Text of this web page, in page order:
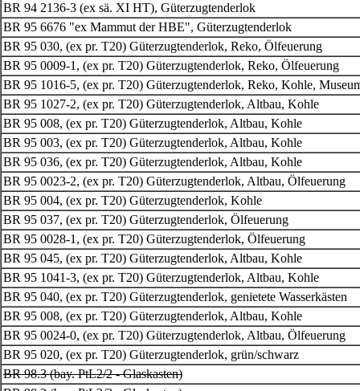
BR 94 2136-3 (ex sä. XI HT), Güterzugtenderlok
BR 95 6676 "ex Mammut der HBE", Güterzugtenderlok
BR 95 030, (ex pr. T20) Güterzugtenderlok, Reko, Ölfeuerung
BR 95 0009-1, (ex pr. T20) Güterzugtenderlok, Reko, Ölfeuerung
BR 95 1016-5, (ex pr. T20) Güterzugtenderlok, Reko, Kohle,
BR 95 1027-2, (ex pr. T20) Güterzugtenderlok, Altbau, Kohle
BR 95 008, (ex pr. T20) Güterzugtenderlok, Altbau, Kohle
BR 95 003, (ex pr. T20) Güterzugtenderlok, Altbau, Kohle
BR 95 036, (ex pr. T20) Güterzugtenderlok, Altbau, Kohle
BR 95 0023-2, (ex pr. T20) Güterzugtenderlok, Altbau, Ölfeuerung
BR 95 004, (ex pr. T20) Güterzugtenderlok, Kohle
BR 95 037, (ex pr. T20) Güterzugtenderlok, Ölfeuerung
BR 95 0028-1, (ex pr. T20) Güterzugtenderlok, Ölfeuerung
BR 95 045, (ex pr. T20) Güterzugtenderlok, Altbau, Kohle
BR 95 1041-3, (ex pr. T20) Güterzugtenderlok, Altbau, Kohle
BR 95 040, (ex pr. T20) Güterzugtenderlok, genietete Wasserkästen
BR 95 008, (ex pr. T20) Güterzugtenderlok, Altbau, Kohle
BR 95 0024-0, (ex pr. T20) Güterzugtenderlok, Altbau, Ölfeuerung
BR 95 020, (ex pr. T20) Güterzugtenderlok, grün/schwarz
BR 98.3 (bay. PtL2/2 - Glaskasten)